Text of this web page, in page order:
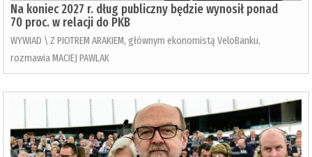
Na koniec 2027 r. dług publiczny będzie wynosił ponad
70 proc. w relacji do PKB
WYWIAD \ Z PIOTREM ARAKIEM, głównym ekonomistą VeloBanku,
rozmawia MACIEJ PAWLAK